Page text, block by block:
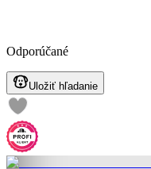
Odporúčané
Uložiť hľadanie